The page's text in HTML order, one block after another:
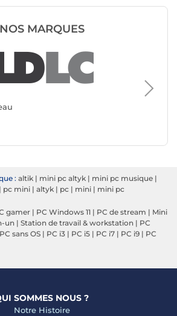
NOS MARQUES
PC de
: altik | mini pc altyk | mini pc musique |
| pc mini | altyk | pc | mini | mini pc
gamer | PC Windows 11 | PC de stream | Mini
un | Station de travail & workstation | PC
PC sans OS | PC i3 | PC i5 | PC i7 | PC i9 | PC
SOMMES NOUS ?
Notre Histoire